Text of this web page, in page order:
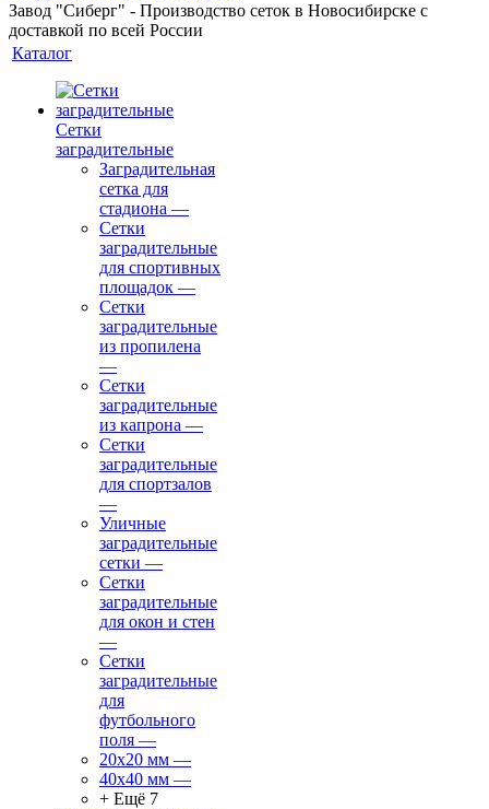
Завод "Сиберг" - Производство сеток в Новосибирске с
доставкой по всей России
Каталог
Сетки
заградительные
Заградительная
сетка для
стадиона —
Сетки
заградительные
для спортивных
площадок —
Сетки
заградительные
из пропилена
—
Сетки
заградительные
из капрона —
Сетки
заградительные
для спортзалов
—
Уличные
заградительные
сетки —
Сетки
заградительные
для окон и стен
—
Сетки
заградительные
для
футбольного
поля —
20х20 мм —
40х40 мм —
+ Ещё 7